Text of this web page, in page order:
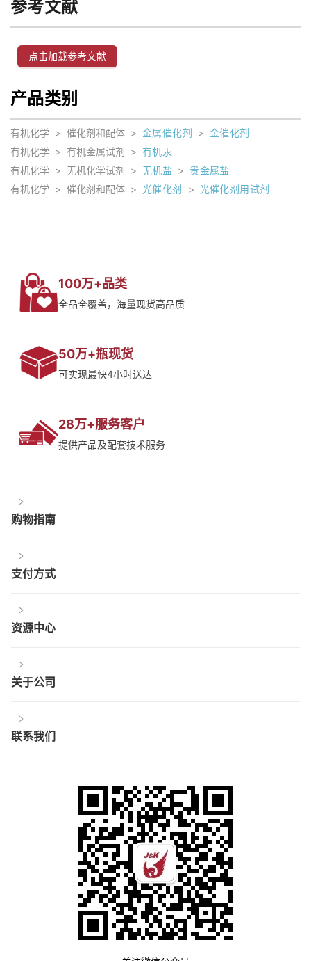
参考文献
点击加载参考文献
产品类别
有机化学 > 催化剂和配体 > 金属催化剂 > 金催化剂
有机化学 > 有机金属试剂 > 有机汞
有机化学 > 无机化学试剂 > 无机盐 > 贵金属盐
有机化学 > 催化剂和配体 > 光催化剂 > 光催化剂用试剂
100万+品类
全品全覆盖，海量现货高品质
50万+瓶现货
可实现最快4小时送达
28万+服务客户
提供产品及配套技术服务
购物指南
支付方式
资源中心
关于公司
联系我们